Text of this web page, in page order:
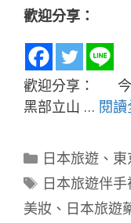
歡迎分享：
歡迎分享： 今
黑部立山 … 閱
分
類
日本旅遊、 東
標
籤
日本旅遊伴手
美妝 、 日本旅遊